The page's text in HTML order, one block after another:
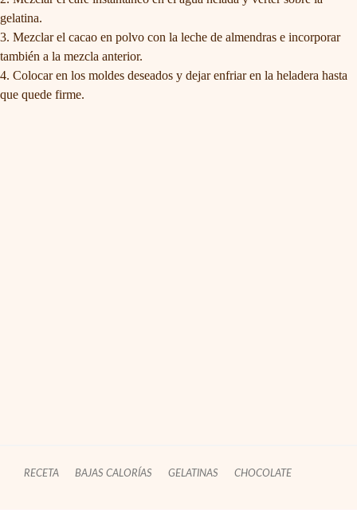
gelatina.
Mezclar el cacao en polvo con la leche de almendras e incorporar
también a la mezcla anterior.
Colocar en los moldes deseados y dejar enfriar en la heladera hasta
que quede firme.
RECETA BAJAS CALORÍAS GELATINAS CHOCOLATE